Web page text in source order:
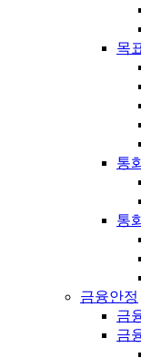
목
통
통
금융안정
금
금